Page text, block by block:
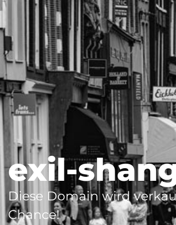
exil-
Diese Domain wird
Chance!